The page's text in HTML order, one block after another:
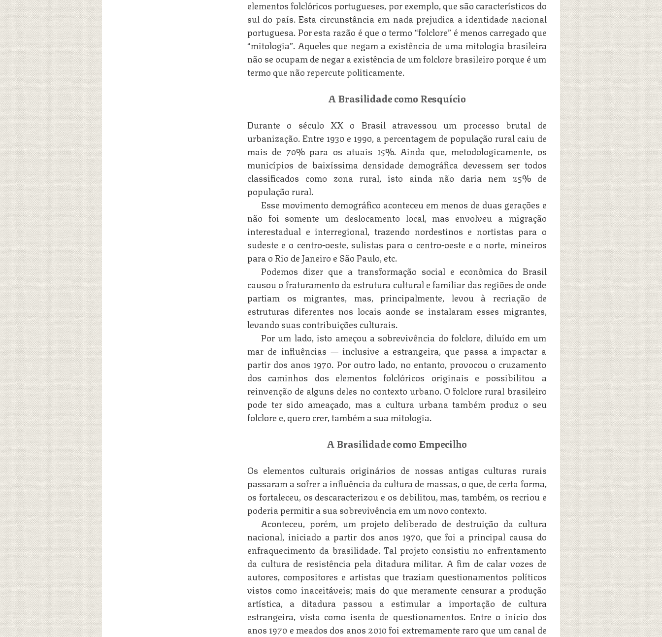
elementos folclóricos portugueses, por exemplo, que são característicos do
sul do país. Esta circunstância em nada prejudica a identidade nacional
portuguesa. Por esta razão é que o termo “folclore” é menos carregado que
“mitologia”. Aqueles que negam a existência de uma mitologia brasileira
não se ocupam de negar a existência de um folclore brasileiro porque é um
termo que não repercute politicamente.
A Brasilidade como Resquício
Durante o século XX o Brasil atravessou um processo brutal de
urbanização. Entre 1930 e 1990, a percentagem de população rural caiu de
mais de 70% para os atuais 15%. Ainda que, metodologicamente, os
municípios de baixíssima densidade demográfica devessem ser todos
classificados como zona rural, isto ainda não daria nem 25% de
população rural.
Esse movimento demográfico aconteceu em menos de duas gerações e
não foi somente um deslocamento local, mas envolveu a migração
interestadual e interregional, trazendo nordestinos e nortistas para o
sudeste e o centro-oeste, sulistas para o centro-oeste e o norte, mineiros
para o Rio de Janeiro e São Paulo, etc.
Podemos dizer que a transformação social e econômica do Brasil
causou o fraturamento da estrutura cultural e familiar das regiões de onde
partiam os migrantes, mas, principalmente, levou à recriação de
estruturas diferentes nos locais aonde se instalaram esses migrantes,
levando suas contribuições culturais.
Por um lado, isto ameçou a sobrevivência do folclore, diluído em um
mar de influências — inclusive a estrangeira, que passa a impactar a
partir dos anos 1970. Por outro lado, no entanto, provocou o cruzamento
dos caminhos dos elementos folclóricos originais e possibilitou a
reinvenção de alguns deles no contexto urbano. O folclore rural brasileiro
pode ter sido ameaçado, mas a cultura urbana também produz o seu
folclore e, quero crer, também a sua mitologia.
A Brasilidade como Empecilho
Os elementos culturais originários de nossas antigas culturas rurais
passaram a sofrer a influência da cultura de massas, o que, de certa forma,
os fortaleceu, os descaracterizou e os debilitou, mas, também, os recriou e
poderia permitir a sua sobrevivência em um novo contexto.
Aconteceu, porém, um projeto deliberado de destruição da cultura
nacional, iniciado a partir dos anos 1970, que foi a principal causa do
enfraquecimento da brasilidade. Tal projeto consistiu no enfrentamento
da cultura de resistência pela ditadura militar. A fim de calar vozes de
autores, compositores e artistas que traziam questionamentos políticos
vistos como inaceitáveis; mais do que meramente censurar a produção
artística, a ditadura passou a estimular a importação de cultura
estrangeira, vista como isenta de questionamentos. Entre o início dos
anos 1970 e meados dos anos 2010 foi extremamente raro que um canal de